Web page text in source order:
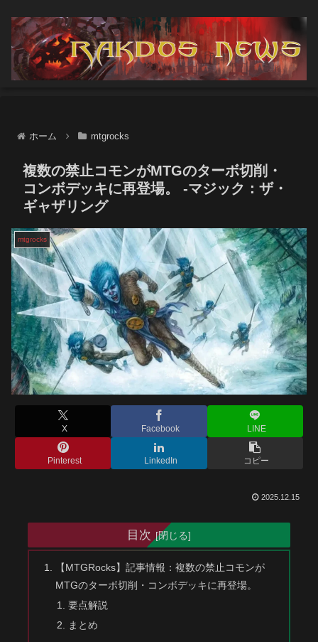
ホーム mtgrocks
複数の禁止コモンがMTGのターボ切削・
コンボデッキに再登場。 -マジック：ザ・
ギャザリング
mtgrocks
X Facebook LINE
Pinterest LinkedIn コピー
2025.12.15
目次
【MTGRocks】記事情報：複数の禁止コモンが
MTGのターボ切削・コンボデッキに再登場。
要点解説
まとめ